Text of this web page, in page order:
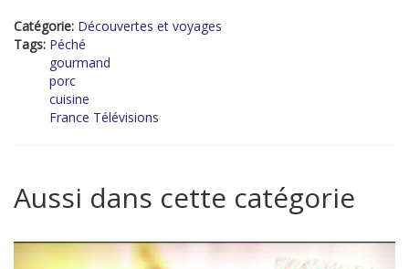
Catégorie: Découvertes et voyages
Tags: Péché
gourmand
porc
cuisine
France Télévisions
Aussi dans cette catégorie